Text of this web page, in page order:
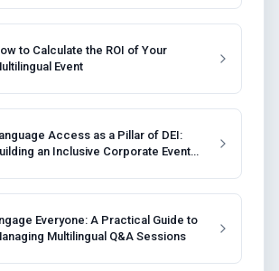
to Calculate the ROI of Your
Event
Access as a Pillar of DEI:
an Inclusive Corporate Event
Everyone: A Practical Guide to
Multilingual Q&A Sessions